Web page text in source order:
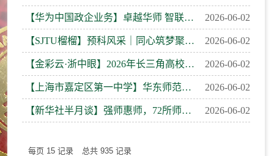
【华为中国政企业务】卓越华师 智联致远 2026-06-02
【SJTU榴榴】预科风采｜同心筑梦聚两校，民族团结启新程──上海交通大学与华东师范大学少数民族预科班共建... 2026-06-02
【金彩云·浙中眼】2026年长三角高校书院联盟“书院开放日”金华站举行 2026-06-02
【上海市嘉定区第一中学】华东师范大学 “孟宪承班” 与 “国优计划” 师生来访我校交流研讨 2026-06-02
【新华社半月谈】强师惠师，72所师范院校“组队升级” 2026-06-02
每页 15 记录 总共 935 记录